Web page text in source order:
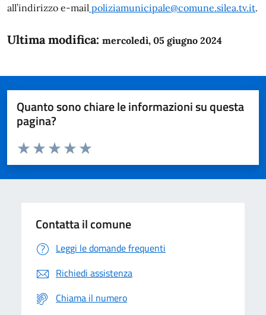
all’indirizzo e-mail poliziamunicipale@comune.silea.tv.it.
Ultima modifica: mercoledì, 05 giugno 2024
Quanto sono chiare le informazioni su questa
pagina?
Domanda
Valuta da 1 a 5 stelle la pagina
Valuta 5 stelle su 5
Valuta 4 stelle su 5
Valuta 3 stelle su 5
Valuta 2 stelle su 5
Valuta 1 stelle su 5
Contatta il comune
Leggi le domande frequenti
Richiedi assistenza
Chiama il numero